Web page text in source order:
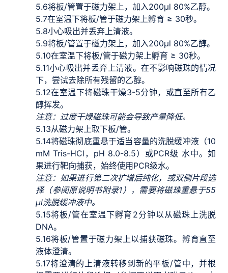
5.6将板/管置于磁力架上，加入200μl 80%乙醇。
5.7在室温下将板/管于磁力架上孵育 ≥ 30秒。
5.8小心吸出并丢弃上清液。
5.9将板/管置于磁力架上，加入200μl 80%乙醇。
5.10在室温下将板/管于磁力架上孵育 ≥ 30秒。
5.11小心吸出并丢弃上清液。在不影响磁珠的情况
下，尝试去除所有残留的乙醇。
5.12在室温下将磁珠干燥3-5分钟，或直至所有乙
醇挥发。
注意：过度干燥磁珠可能会导致产量降低。
5.13从磁力架上取下板/管。
5.14将磁珠彻底重悬于适当容量的洗脱缓冲液（10
mM Tris-HCl，pH 8.0-8.5）或PCR级 水中。如
果进行靶向捕获，始终使用PCR级水。
注意：如果进行第二次扩增后纯化，或双侧片段选
择（参阅原说明书附录1），需要将磁珠重悬于55
μl洗脱缓冲液中。
5.15将板/管在室温下孵育2分钟以从磁珠上洗脱
DNA。
5.16将板/管置于磁力架上以捕获磁珠。孵育直至
液体澄清。
5.17将澄清的上清液转移到新的平板/管中，并根